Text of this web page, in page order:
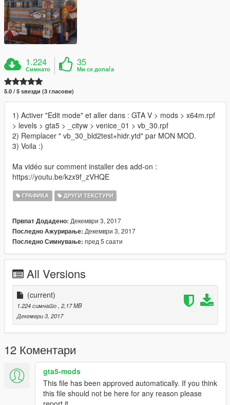
1.224
Симнато
35
Ми се допаѓа
5.0 / 5 ѕвезди (3 гласови)
1) Activer "Edit mode" et aller dans : GTA V > mods > x64m.rpf
> levels > gta5 > _cityw > venice_01 > vb_30.rpf
2) Remplacer " vb_30_bld2test+hidr.ytd" par MON MOD.
3) Voila :)
Ma vidéo sur comment installer des add-on :
https://youtu.be/kzx9f_zVHQE
ГРАФИКА ДРУГИ ТЕКСТУРИ
Првпат Додадено: Декември 3, 2017
Последно Ажурирање: Декември 3, 2017
Последно Симнување: пред 5 саати
All Versions
(current)
1.224 симнато, 2,17 MB
Декември 3, 2017
12 Коментари
gta5-mods
This file has been approved automatically. If you think
this file should not be here for any reason please